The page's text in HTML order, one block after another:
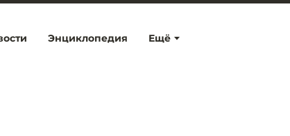
Ещё
Энциклопедия